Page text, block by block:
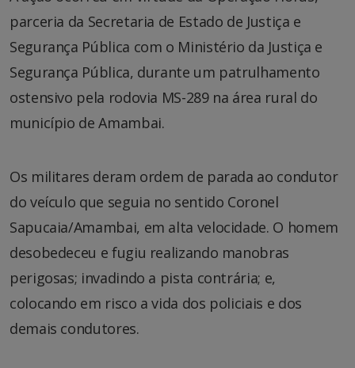
parceria da Secretaria de Estado de Justiça e
Segurança Pública com o Ministério da Justiça e
Segurança Pública, durante um patrulhamento
ostensivo pela rodovia MS-289 na área rural do
município de Amambai.
Os militares deram ordem de parada ao condutor
do veículo que seguia no sentido Coronel
Sapucaia/Amambai, em alta velocidade. O homem
desobedeceu e fugiu realizando manobras
perigosas; invadindo a pista contrária; e,
colocando em risco a vida dos policiais e dos
demais condutores.